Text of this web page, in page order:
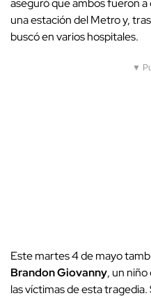
aseguró que ambos fueron
una estación del Metro y,
buscó en varios hospitales.
▼
Este martes 4 de mayo
Brandon Giovanny, un niño
las víctimas de esta tragedia.